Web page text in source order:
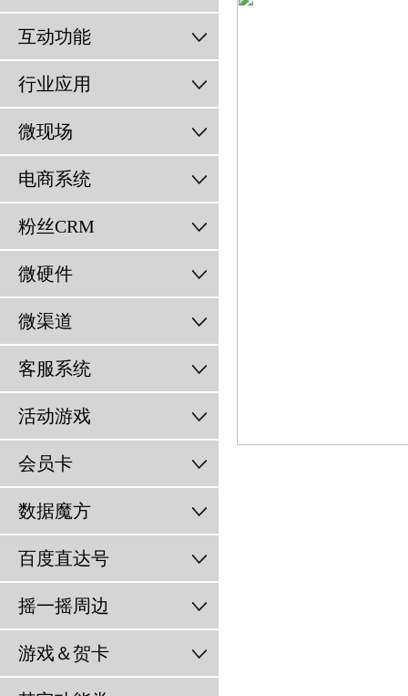
互动功能
行业应用
微现场
电商系统
粉丝CRM
微硬件
微渠道
客服系统
活动游戏
会员卡
数据魔方
百度直达号
摇一摇周边
游戏＆贺卡